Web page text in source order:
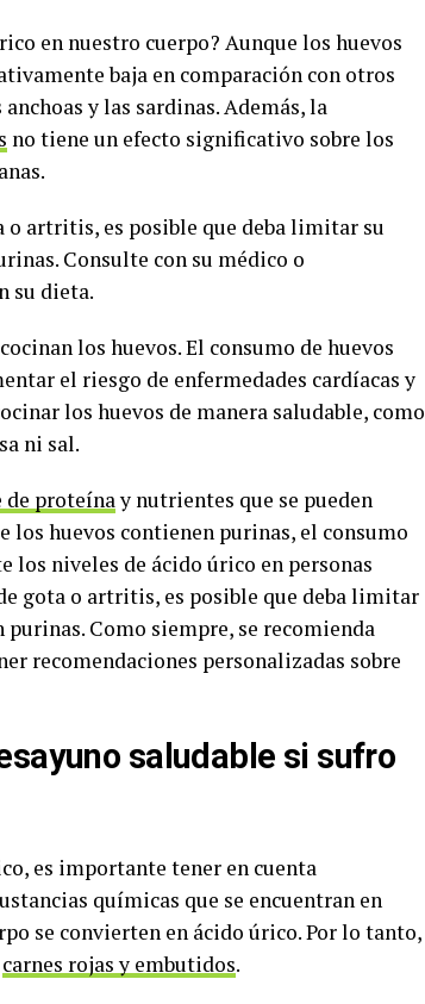
en nuestro cuerpo? Aunque los huevos
baja en comparación con otros
y las sardinas. Además, la
no tiene un efecto significativo sobre los
o artritis, es posible que deba limitar su
Consulte con su médico o
su dieta.
los huevos. El consumo de huevos
el riesgo de enfermedades cardíacas y
los huevos de manera saludable, como
ni sal.
de proteínay nutrientes que se pueden
huevos contienen purinas, el consumo
los niveles de ácido úrico en personas
gota o artritis, es posible que deba limitar
Como siempre, se recomienda
recomendaciones personalizadas sobre
saludable si sufro
es importante tener en cuenta
químicas que se encuentran en
se convierten en ácido úrico. Por lo tanto,
carnes rojas y embutidos.